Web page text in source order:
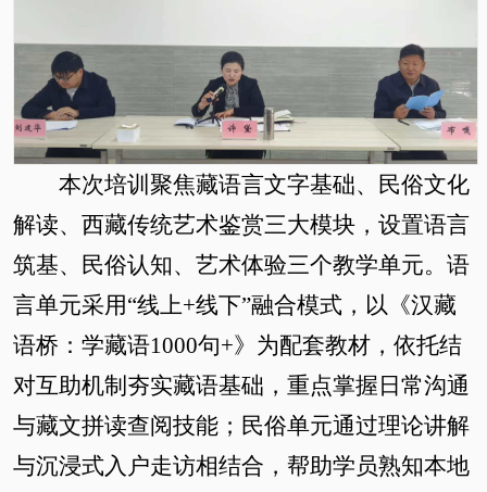
本次培训聚焦藏语言文字基础、民俗文化
解读、西藏传统艺术鉴赏三大模块，设置语言
筑基、民俗认知、艺术体验三个教学单元。语
言单元采用“线上+线下”融合模式， 以《汉藏
语桥：学藏语1000句+》为配套教材， 依托结
对互助机制夯实藏语基础，重点掌握日常沟通
与藏文拼读查阅技能；民俗单元通过理论讲解
与沉浸式入户走访相结合，帮助学员熟知本地